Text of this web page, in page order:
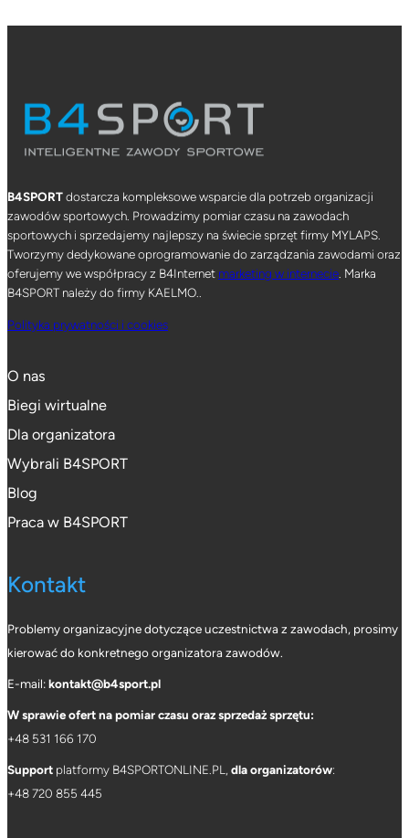
B4SPORTdostarcza kompleksowe wsparcie dla potrzeb organizacji
zawodów sportowych. Prowadzimy pomiar czasu na zawodach
sportowych i sprzedajemy najlepszy na świecie sprzęt firmy MYLAPS.
Tworzymy dedykowane oprogramowanie do zarządzania zawodami oraz
oferujemy we współpracy z B4Internet marketing w internecie. Marka
B4SPORT należy do firmy KAELMO..
Polityka prywatności i cookies
O nas
Biegi wirtualne
Dla organizatora
Wybrali B4SPORT
Blog
Praca w B4SPORT
Kontakt
Problemy organizacyjne dotyczące uczestnictwa z zawodach, prosimy
kierować do konkretnego organizatora zawodów.
E-mail:kontakt@b4sport.pl
W sprawie ofert na pomiar czasu oraz sprzedaż sprzętu:
+48 531 166 170
Support platformy B4SPORTONLINE.PL, dla organizatorów:
+48 720 855 445